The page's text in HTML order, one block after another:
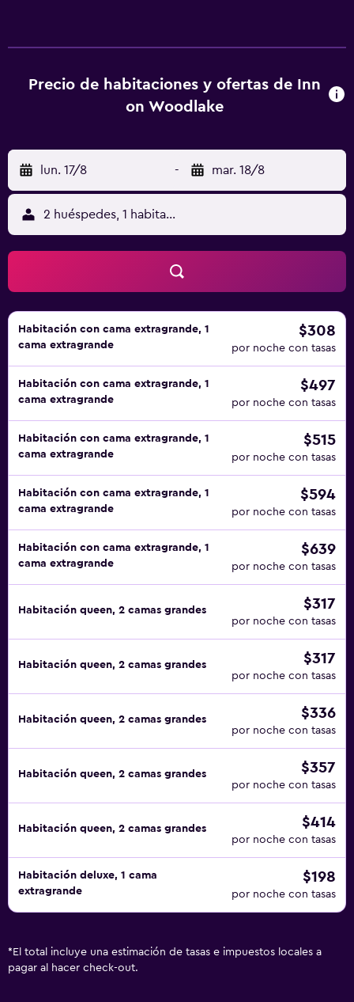
televisión LED de 42 pulgadas con canales digitales de
suscripción y películas de pago. Los baños están
de pelo. Los servicios para las personas de negocios
incluyen escritorio y teléfono. Se ofrece servicio de
limpieza a petición y es posible solicitar juegos de cama
hipoalergénicos. Los servicios de ocio y esparcimiento en
este hotel incluyen gimnasio. Se pueden practicar las
actividades de ocio y esparcimiento que se indican más
abajo en las instalaciones o cerca del alojamiento (es
posible que se aplique un recargo).
Precio de habitaciones y ofertas de Inn
on Woodlake
lun. 17/8 - mar. 18/8
2 huéspedes, 1 habitación
Habitación con cama extragrande, 1
cama extragrande
$308
por noche con tasas
Habitación con cama extragrande, 1
cama extragrande
$497
por noche con tasas
Habitación con cama extragrande, 1
cama extragrande
$515
por noche con tasas
Habitación con cama extragrande, 1
cama extragrande
$594
por noche con tasas
Habitación con cama extragrande, 1
cama extragrande
$639
por noche con tasas
Habitación queen, 2 camas grandes $317
por noche con tasas
Habitación queen, 2 camas grandes $317
por noche con tasas
Habitación queen, 2 camas grandes $336
por noche con tasas
Habitación queen, 2 camas grandes $357
por noche con tasas
Habitación queen, 2 camas grandes $414
por noche con tasas
Habitación deluxe, 1 cama
extragrande
$198
por noche con tasas
* El total incluye una estimación de tasas e impuestos locales a
pagar al hacer check-out.